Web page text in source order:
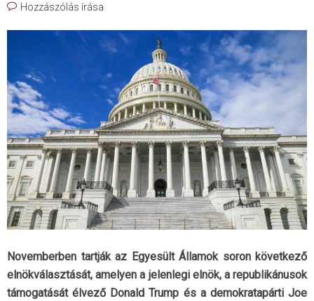
Hozzászólás írása
Novemberben tartják az Egyesült Államok soron következő
elnökválasztását, amelyen a jelenlegi elnök, a republikánusok
támogatását élvező Donald Trump és a demokratapárti Joe